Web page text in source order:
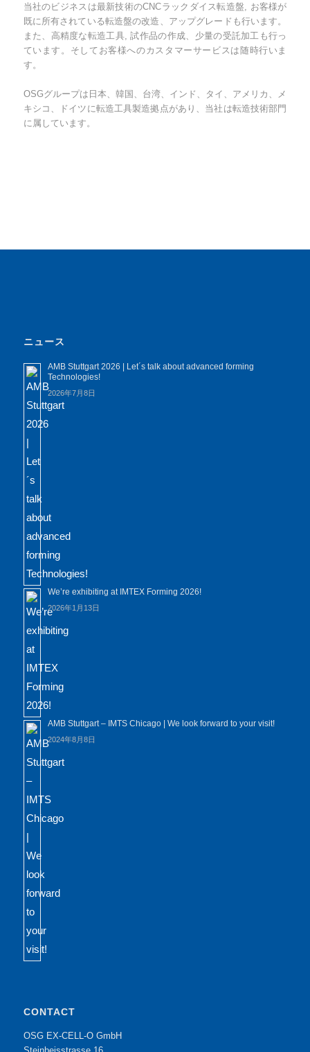
当社のビジネスは最新技術のCNCラックダイス転造盤, お客様が
既に所有されている転造盤の改造、アップグレードも行います。
また、高精度な転造工具, 試作品の作成、少量の受託加工も行っ
ています。そしてお客様へのカスタマーサービスは随時行いま
す。
OSGグループは日本、韓国、台湾、インド、タイ、アメリカ、メ
キシコ、ドイツに転造工具製造拠点があり、当社は転造技術部門
に属しています。
ニュース
AMB Stuttgart 2026 | Let´s talk about advanced forming
Technologies!
2026年7月8日
We’re exhibiting at IMTEX Forming 2026!
2026年1月13日
AMB Stuttgart – IMTS Chicago | We look forward to your visit!
2024年8月8日
CONTACT
OSG EX-CELL-O GmbH